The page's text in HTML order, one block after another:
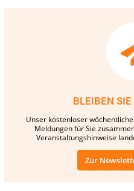
BLEIBEN
Unser kostenloser
Meldungen für Sie
Veranstaltungshinweise
Zur